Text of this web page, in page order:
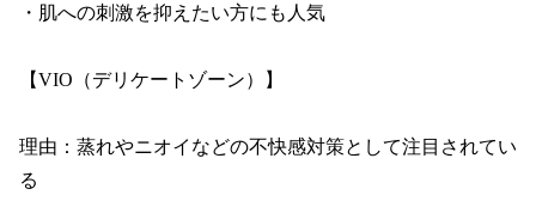
・肌への刺激を抑えたい方にも人気
【VIO（デリケートゾーン）】
理由：蒸れやニオイなどの不快感対策として注目されてい
る